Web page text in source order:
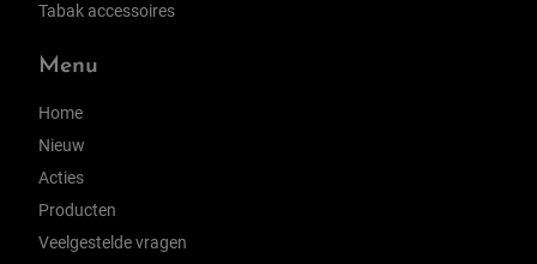
Tabak accessoires
Menu
Home
Nieuw
Acties
Producten
Veelgestelde vragen